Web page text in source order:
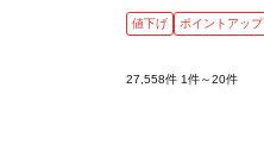
値下げ ポイントアップ
27,558件 1件～20件